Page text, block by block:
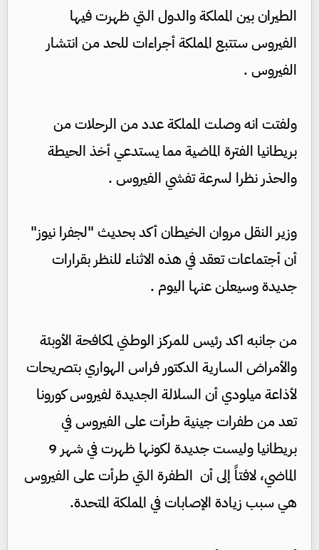
الطيران بين المملكة والدول التي ظهرت فيها
الفيروس ستتبع المملكة أجراءات للحد من انتشار
الفيروس .
ولفتت انه وصلت المملكة عدد من الرحلات من
بريطانيا الفترة الماضية مما يستدعي أخذ الحيطة
والحذر نظرا لسرعة تفشي الفيروس .
وزير النقل مروان الخيطان أكد بحديث "لجفرا نيوز"
أن أجتماعات تعقد في هذه الاثناء للنظر بقرارات
جديدة وسيعلن عنها اليوم .
من جانبه اكد رئيس للمركز الوطني لمكافحة الأوبئة
والأمراض السارية الدكتور فراس الهواري بتصريحات
لأذاعة ميلودي أن السلالة الجديدة لفيروس كورونا
تعد من طفرات جينية طرأت على الفيروس في
بريطانيا وليست جديدة لكونها ظهرت في شهر 9
الماضي، لافتاً إلى أن الطفرة التي طرأت على الفيروس
هي سبب زيادة الإصابات في المملكة المتحدة.